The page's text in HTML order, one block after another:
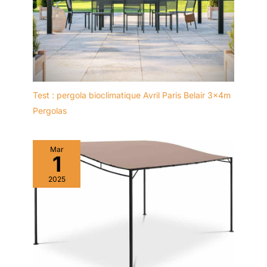
programmée "pas de
porte" au pied de votre
domicile ou de votre
immeuble.
Test : pergola bioclimatique Avril Paris Belair 3x4m
Pergolas
Mar
1
2025